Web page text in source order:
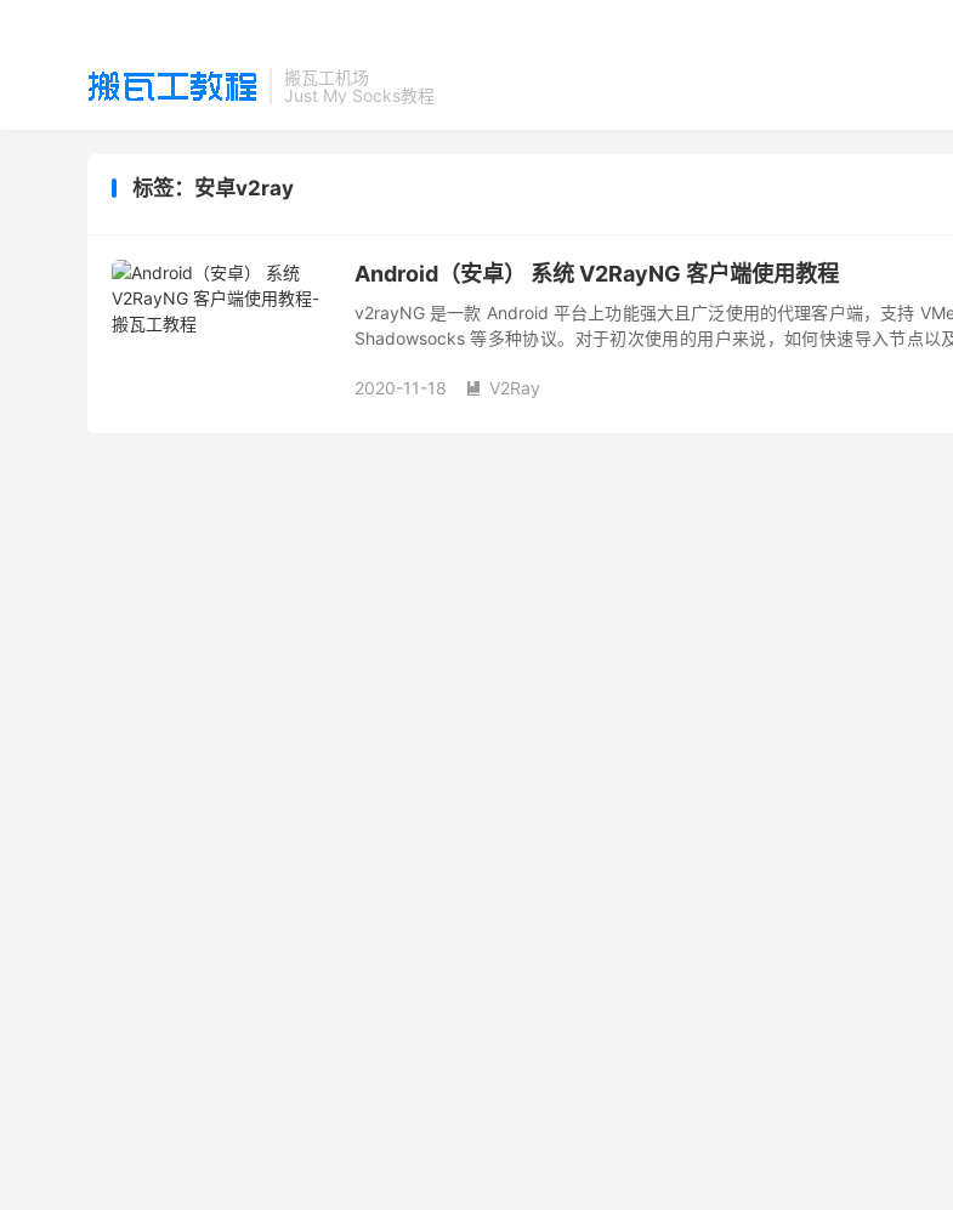
搬瓦工机场
Just My Socks教程
标签：安卓v2ray
Android（安卓） 系统 V2RayNG 客户端使用教程
v2rayNG 是一款 Android 平台上功能强大且广泛使用的代理客户端，支持
Shadowsocks 等多种协议。对于初次使用的用户来说，如何快速导入节点以及
2020-11-18
 V2Ray